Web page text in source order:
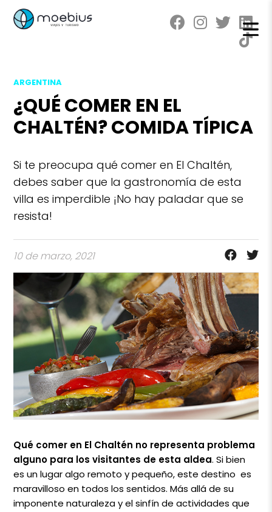
ARGENTINA
¿QUÉ COMER EN EL
CHALTÉN? COMIDA TÍPICA
Si te preocupa qué comer en El Chaltén,
debes saber que la gastronomía de esta
villa es imperdible ¡No hay paladar que se
resista!
10 de marzo, 2021
Qué comer en El Chaltén no representa problema
alguno para los visitantes de esta aldea. Si bien
es un lugar algo remoto y pequeño, este destino es
maravilloso en todos los sentidos. Más allá de su
imponente naturaleza y el sinfín de actividades que